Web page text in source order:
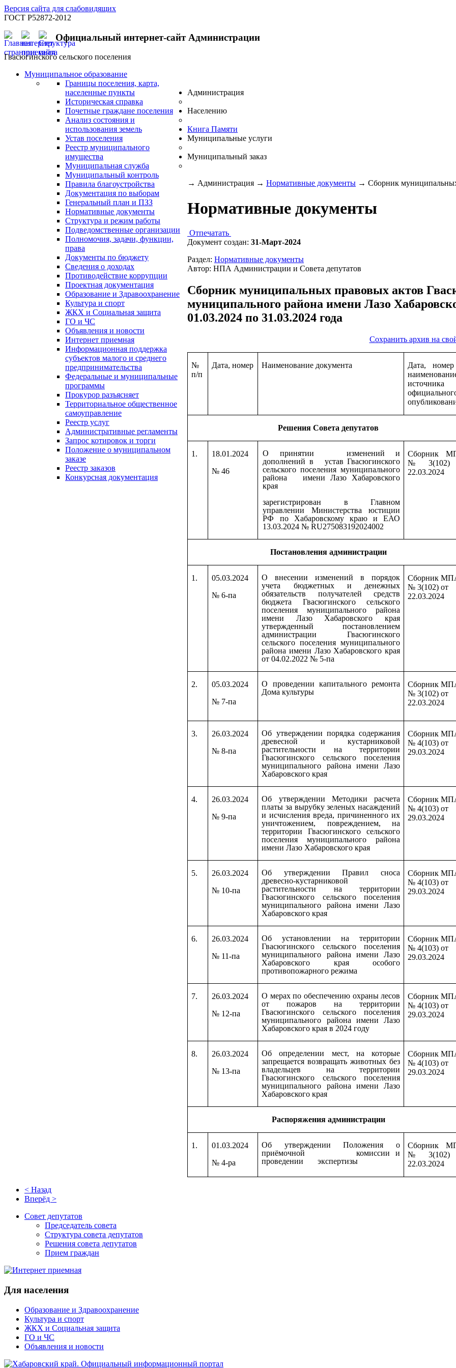
Версия сайта для слабовидящих
ГОСТ Р52872-2012
Официальный интернет-сайт Администрации
Гвасюгинского сельского поселения
Муниципальное образование
Границы поселения, карта,
населенные пункты
Историческая справка
Почетные граждане поселения
Анализ состояния и
использования земель
Устав поселения
Реестр муниципального
имущества
Муниципальная служба
Муниципальный контроль
Правила благоустройства
Документация по выборам
Генеральный план и ПЗЗ
Администрация
Нормативные документы
Структура и режим работы
Подведомственные организации
Полномочия, задачи, функции,
права
Документы по бюджету
Сведения о доходах
Противодействие коррупции
Проектная документация
Населению
Образование и Здравоохранение
Культура и спорт
ЖКХ и Социальная защита
ГО и ЧС
Объявления и новости
Интернет приемная
Информационная поддержка
субъектов малого и среднего
предпринимательства
Федеральные и муниципальные
программы
Прокурор разъясняет
Территориальное общественное
самоуправление
Книга Памяти
Муниципальные услуги
Реестр услуг
Административные регламенты
Муниципальный заказ
Запрос котировок и торги
Положение о муниципальном
заказе
Реестр заказов
Конкурсная документация
→ Администрация → Нормативные документы → Сборник муниципальных
Нормативные документы
Отпечатать
Документ создан: 31-Март-2024
Раздел: Нормативные документы
Автор: НПА Администрации и Совета депутатов
Сборник муниципальных правовых актов
муниципального района имени Лазо
01.03.2024 по 31.03.2024 года
Сохранить архив на
№
п/п
Дата, номер Наименование документа
Дата,
источника
Решения Совета депутатов
1.
18.01.2024
№ 46
О принятии изменений и
дополнений в устав Гвасюгинского
сельского поселения муниципального
района имени Лазо Хабаровского
края
зарегистрирован в Главном
управлении Министерства юстиции
РФ по Хабаровскому краю и ЕАО
13.03.2024 №RU275083192024002
Сборник
№ 3(102)
22.03.2024
Постановления администрации
1.
05.03.2024
№ 6-па
О внесении изменений в порядок
учета бюджетных и денежных
обязательств получателей средств
бюджета Гвасюгинского сельского
поселения муниципального района
имени Лазо Хабаровского края
утвержденный постановлением
администрации Гвасюгинского
сельского поселения муниципального
района имени Лазо Хабаровского края
от 04.02.2022 № 5-па
Сборник
№ 3(102) от
22.03.2024
2.
05.03.2024
№ 7-па
О проведении капитального ремонта
Дома культуры
Сборник
№ 3(102) от
22.03.2024
3.
26.03.2024
№ 8-па
Об утверждении порядка содержания
древесной и кустарниковой
растительности на территории
Гвасюгинского сельского поселения
муниципального района имени Лазо
Хабаровского края
Сборник
№ 4(103) от
29.03.2024
4.
26.03.2024
№ 9-па
Об утверждении Методики расчета
платы за вырубку зеленых насаждений
и исчисления вреда, причиненного их
уничтожением, повреждением, на
территории Гвасюгинского сельского
поселения муниципального района
имени Лазо Хабаровского края
Сборник
№ 4(103) от
29.03.2024
5.
26.03.2024
№ 10-па
Об утверждении Правил сноса
древесно-кустарниковой
растительности на территории
Гвасюгинского сельского поселения
муниципального района имени Лазо
Хабаровского края
Сборник
№ 4(103) от
29.03.2024
6.
26.03.2024
№ 11-па
Об установлении на территории
Гвасюгинского сельского поселения
муниципального района имени Лазо
Хабаровского края особого
противопожарного режима
Сборник
№ 4(103) от
29.03.2024
7.
26.03.2024
№ 12-па
О мерах по обеспечению охраны лесов
от пожаров на территории
Гвасюгинского сельского поселения
муниципального района имени Лазо
Хабаровского края в 2024 году
Сборник
№ 4(103) от
29.03.2024
8.
26.03.2024
№ 13-па
Об определении мест, на которые
запрещается возвращать животных без
владельцев на территории
Гвасюгинского сельского поселения
муниципального района имени Лазо
Хабаровского края
Сборник
№ 4(103) от
29.03.2024
Распоряжения администрации
1.
01.03.2024
№ 4-ра
Об утверждении Положения о
приёмочной комиссии и
проведении экспертизы
Сборник
№ 3(102)
22.03.2024
< Назад
Вперёд >
Совет депутатов
Председатель совета
Структура совета депутатов
Решения совета депутатов
Прием граждан
Для населения
Образование и Здравоохранение
Культура и спорт
ЖКХ и Социальная защита
ГО и ЧС
Объявления и новости